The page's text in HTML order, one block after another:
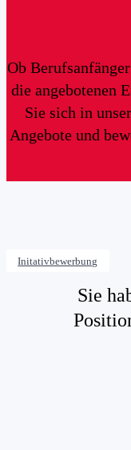
Ob
die angebotenen
Sie sich in
Angebote und
Initativbewerbung
Sie